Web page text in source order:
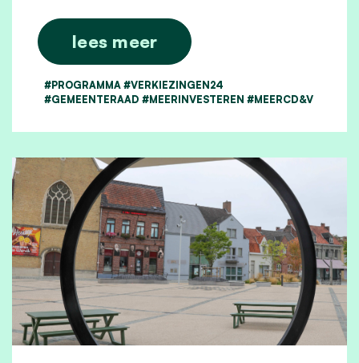
lees meer
#PROGRAMMA #VERKIEZINGEN24
#GEMEENTERAAD #MEERINVESTEREN #MEERCD&V